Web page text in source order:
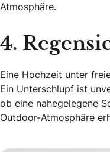
Atmosphäre.
4.
Eine Hochzeit unter
Ein Unterschlupf ist
ob eine nahegelegene
Outdoor-Atmosphäre